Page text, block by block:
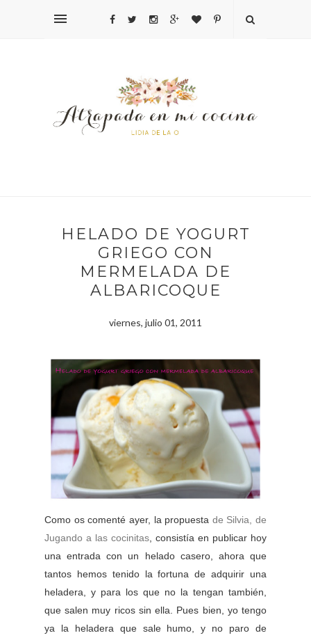
HELADO DE YOGURT
GRIEGO CON
MERMELADA DE
ALBARICOQUE
viernes, julio 01, 2011
Como os comenté ayer, la propuesta de Silvia, de
Jugando a las cocinitas, consistía en publicar hoy
una entrada con un helado casero, ahora que
tantos hemos tenido la fortuna de adquirir una
heladera, y para los que no la tengan también,
que salen muy ricos sin ella. Pues bien, yo tengo
ya la heladera que sale humo, y no paro de